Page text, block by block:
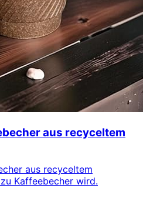
aus recyceltem
aus recyceltem
Kaffeebecher wird.